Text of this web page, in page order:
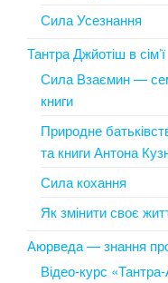
Сила Усезнання
Тантра Джйотіш в сім’ї
Сила Взаємин —
книги
Природне
та книги Антона
Сила кохання
Як змінити своє
Аюрведа — знання
Відео-курс